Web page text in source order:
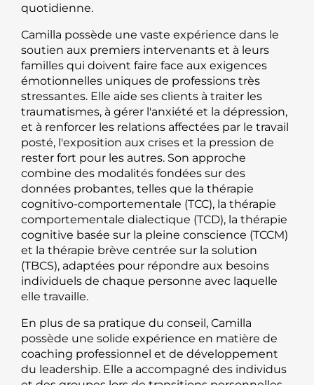
quotidienne.
Camilla possède une vaste expérience dans le
soutien aux premiers intervenants et à leurs
familles qui doivent faire face aux exigences
émotionnelles uniques de professions très
stressantes. Elle aide ses clients à traiter les
traumatismes, à gérer l'anxiété et la dépression,
et à renforcer les relations affectées par le travail
posté, l'exposition aux crises et la pression de
rester fort pour les autres. Son approche
combine des modalités fondées sur des
données probantes, telles que la thérapie
cognitivo-comportementale (TCC), la thérapie
comportementale dialectique (TCD), la thérapie
cognitive basée sur la pleine conscience (TCCM)
et la thérapie brève centrée sur la solution
(TBCS), adaptées pour répondre aux besoins
individuels de chaque personne avec laquelle
elle travaille.
En plus de sa pratique du conseil, Camilla
possède une solide expérience en matière de
coaching professionnel et de développement
du leadership. Elle a accompagné des individus